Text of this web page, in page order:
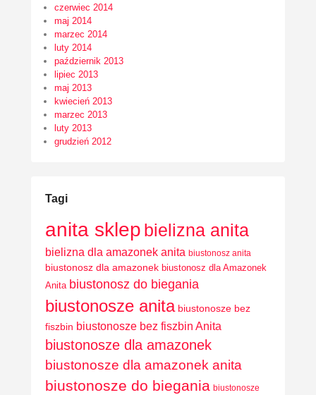
czerwiec 2014
maj 2014
marzec 2014
luty 2014
październik 2013
lipiec 2013
maj 2013
kwiecień 2013
marzec 2013
luty 2013
grudzień 2012
Tagi
anita sklep bielizna anita
bielizna dla amazonek anita biustonosz anita
biustonosz dla amazonek biustonosz dla Amazonek
Anita biustonosz do biegania
biustonosze anita biustonosze bez
fiszbin biustonosze bez fiszbin Anita
biustonosze dla amazonek
biustonosze dla amazonek anita
biustonosze do biegania biustonosze